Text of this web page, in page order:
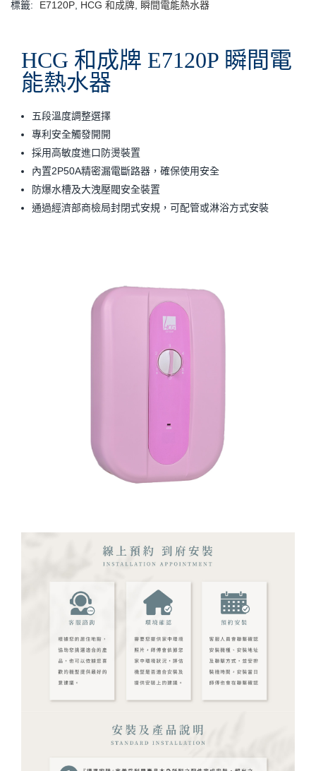
標籤:
E7120P HCG 和成牌 瞬間電能熱水器
HCG 和成牌 E7120P 瞬間電
能熱水器
五段溫度調整選擇
專利安全觸發開開
採用高敏度進口防燙裝置
內置2P50A精密漏電斷路器，確保使用安全
防爆水槽及大洩壓閥安全裝置
通過經濟部商檢局封閉式安規，可配管或淋浴方式安裝